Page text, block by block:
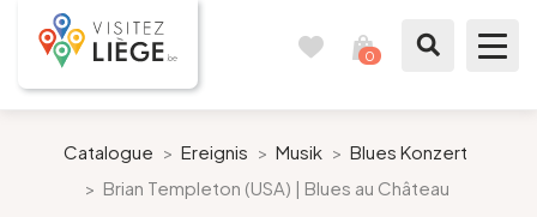
0
Wie ein Bürger von Lüttich
Catalogue > Ereignis > Musik > Blues Konzert
> Brian Templeton (USA) | Blues au Château